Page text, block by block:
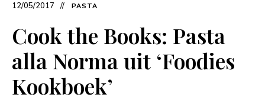
12/05/2017 PASTA
Cook the Books: Pasta
alla Norma uit ‘Foodies
Kookboek’